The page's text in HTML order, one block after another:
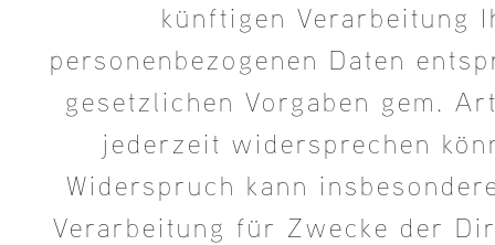
künftigen Verarbeitung
personenbezogenen Daten
gesetzlichen Vorgaben gem.
jederzeit widersprechen
Widerspruch kann
Verarbeitung für Zwecke der